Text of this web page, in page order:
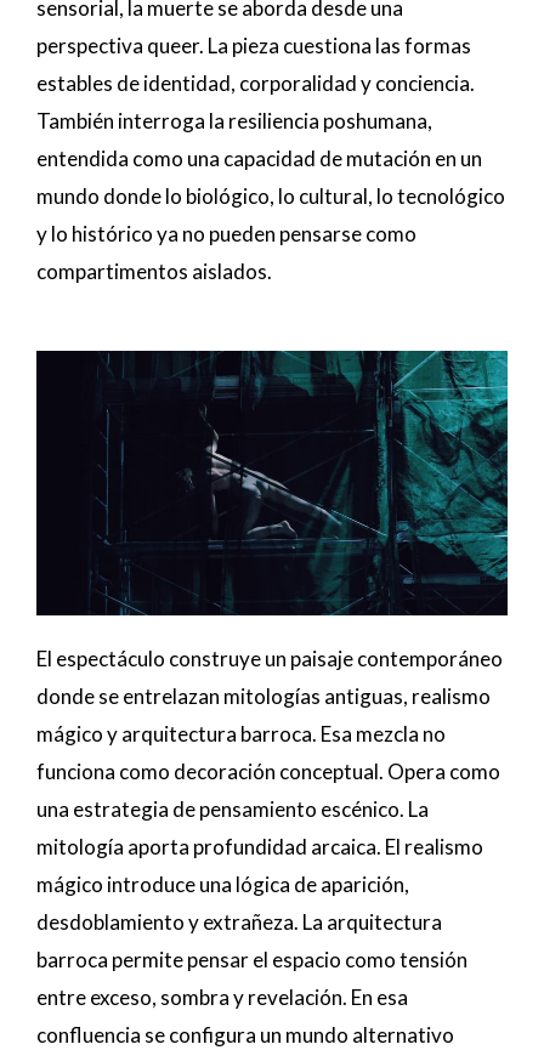
sensorial, la muerte se aborda desde una
perspectiva queer. La pieza cuestiona las formas
estables de identidad, corporalidad y conciencia.
También interroga la resiliencia poshumana,
entendida como una capacidad de mutación en un
mundo donde lo biológico, lo cultural, lo tecnológico
y lo histórico ya no pueden pensarse como
compartimentos aislados.
El espectáculo construye un paisaje contemporáneo
donde se entrelazan mitologías antiguas, realismo
mágico y arquitectura barroca. Esa mezcla no
funciona como decoración conceptual. Opera como
una estrategia de pensamiento escénico. La
mitología aporta profundidad arcaica. El realismo
mágico introduce una lógica de aparición,
desdoblamiento y extrañeza. La arquitectura
barroca permite pensar el espacio como tensión
entre exceso, sombra y revelación. En esa
confluencia se configura un mundo alternativo